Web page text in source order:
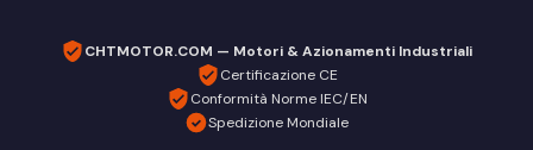
CHTMOTOR.COM — Motori & Azionamenti Industriali
Certificazione CE
Conformità Norme IEC/EN
Spedizione Mondiale